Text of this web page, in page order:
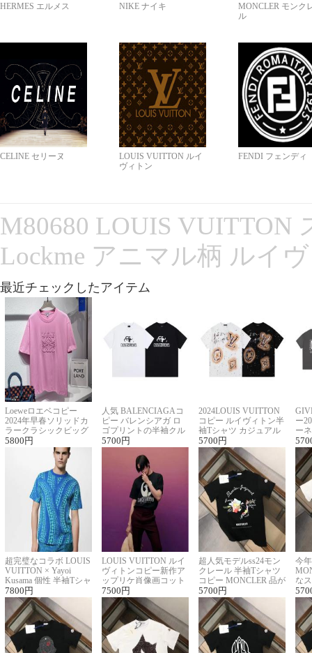
HERMES エルメス NIKE ナイキ
MONCLER モンク
ル
CELINE セリーヌ
LOUIS VUITTON ルイ
ヴィトン
FENDI フェンディ
M80680 LOUIS VUITTON
Lockme アニマル柄 ルイ
最近チェックしたアイテム
Loeweロエベコピー
2024年早春ソリッドカ
ラークラシックビッグ
ロゴ刺繍Tシャツ
5800 円
人気 BALENCIAGAコ
ピー バレンシアガ ロ
ゴプリントの半袖クル
ーネックTシャツ
5700 円
2024LOUIS VUITTON
コピー ルイヴィトン半
袖Tシャツ カジュアル
に馴染む 2色展開
5700 円
ー
ー
ー
超完璧なコラボ LOUIS
VUITTON × Yayoi
Kusama 個性 半袖Tシャ
ツコピー男女兼用
7800 円
LOUIS VUITTON ルイ
ヴィトンコピー新作ア
ップリケ肖像画コット
ンニット半袖Tシャツ
7500 円
超人気モデルss24モン
クレール 半袖Tシャツ
コピー MONCLER 品が
良く見た目
5700 円
今
な
ル